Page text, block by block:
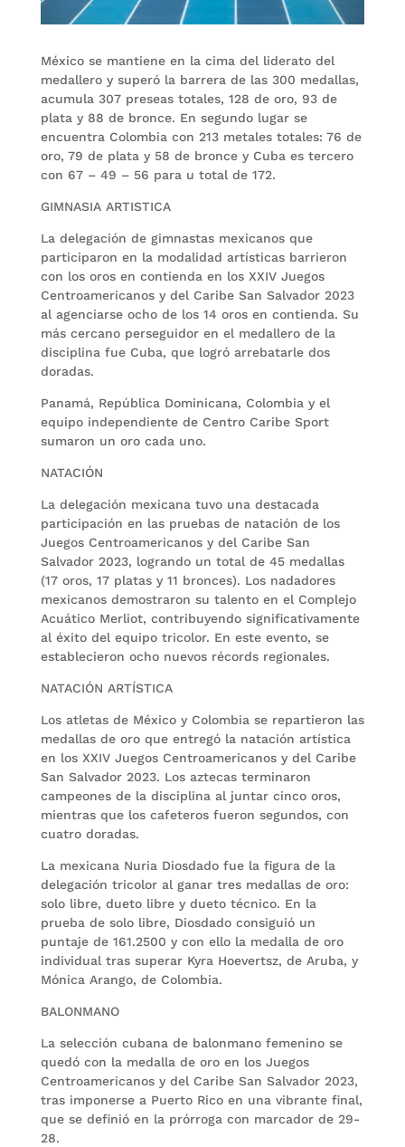
México se mantiene en la cima del liderato del
medallero y superó la barrera de las 300 medallas,
acumula 307 preseas totales, 128 de oro, 93 de
plata y 88 de bronce. En segundo lugar se
encuentra Colombia con 213 metales totales: 76 de
oro, 79 de plata y 58 de bronce y Cuba es tercero
con 67 – 49 – 56 para u total de 172.
GIMNASIA ARTISTICA
La delegación de gimnastas mexicanos que
participaron en la modalidad artísticas barrieron
con los oros en contienda en los XXIV Juegos
Centroamericanos y del Caribe San Salvador 2023
al agenciarse ocho de los 14 oros en contienda. Su
más cercano perseguidor en el medallero de la
disciplina fue Cuba, que logró arrebatarle dos
doradas.
Panamá, República Dominicana, Colombia y el
equipo independiente de Centro Caribe Sport
sumaron un oro cada uno.
NATACIÓN
La delegación mexicana tuvo una destacada
participación en las pruebas de natación de los
Juegos Centroamericanos y del Caribe San
Salvador 2023, logrando un total de 45 medallas
(17 oros, 17 platas y 11 bronces). Los nadadores
mexicanos demostraron su talento en el Complejo
Acuático Merliot, contribuyendo significativamente
al éxito del equipo tricolor. En este evento, se
establecieron ocho nuevos récords regionales.
NATACIÓN ARTÍSTICA
Los atletas de México y Colombia se repartieron las
medallas de oro que entregó la natación artística
en los XXIV Juegos Centroamericanos y del Caribe
San Salvador 2023. Los aztecas terminaron
campeones de la disciplina al juntar cinco oros,
mientras que los cafeteros fueron segundos, con
cuatro doradas.
La mexicana Nuria Diosdado fue la figura de la
delegación tricolor al ganar tres medallas de oro:
solo libre, dueto libre y dueto técnico. En la
prueba de solo libre, Diosdado consiguió un
puntaje de 161.2500 y con ello la medalla de oro
individual tras superar Kyra Hoevertsz, de Aruba, y
Mónica Arango, de Colombia.
BALONMANO
La selección cubana de balonmano femenino se
quedó con la medalla de oro en los Juegos
Centroamericanos y del Caribe San Salvador 2023,
tras imponerse a Puerto Rico en una vibrante final,
que se definió en la prórroga con marcador de 29-
28.